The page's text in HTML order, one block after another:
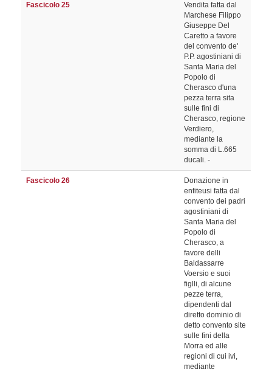
Fascicolo 25
Vendita fatta dal
Marchese Filippo
Giuseppe Del
Caretto a favore
del convento de'
P.P. agostiniani di
Santa Maria del
Popolo di
Cherasco d'una
pezza terra sita
sulle fini di
Cherasco, regione
Verdiero,
mediante la
somma di L.665
ducali. -
Fascicolo 26
Donazione in
enfiteusi fatta dal
convento dei padri
agostiniani di
Santa Maria del
Popolo di
Cherasco, a
favore delli
Baldassarre
Voersio e suoi
figlli, di alcune
pezze terra,
dipendenti dal
diretto dominio di
detto convento site
sulle fini della
Morra ed alle
regioni di cui ivi,
mediante